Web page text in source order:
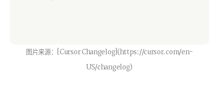
图片来源：[Cursor Changelog](https://cursor.com/en-
US/changelog)